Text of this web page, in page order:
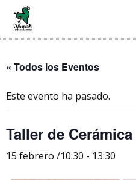
« Todos los Eventos
Este evento ha pasado.
Taller de Cerámica
15 febrero /10:30 - 13:30